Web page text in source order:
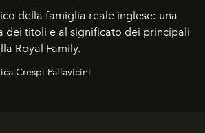
della famiglia reale inglese: una
dei titoli e al significato dei principali
Royal Family.
Crespi-Pallavicini